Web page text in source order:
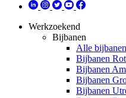
Werkzoekend
Bijbanen
Alle bijbanen
Bijbanen
Bijbanen
Bijbanen
Bijbanen